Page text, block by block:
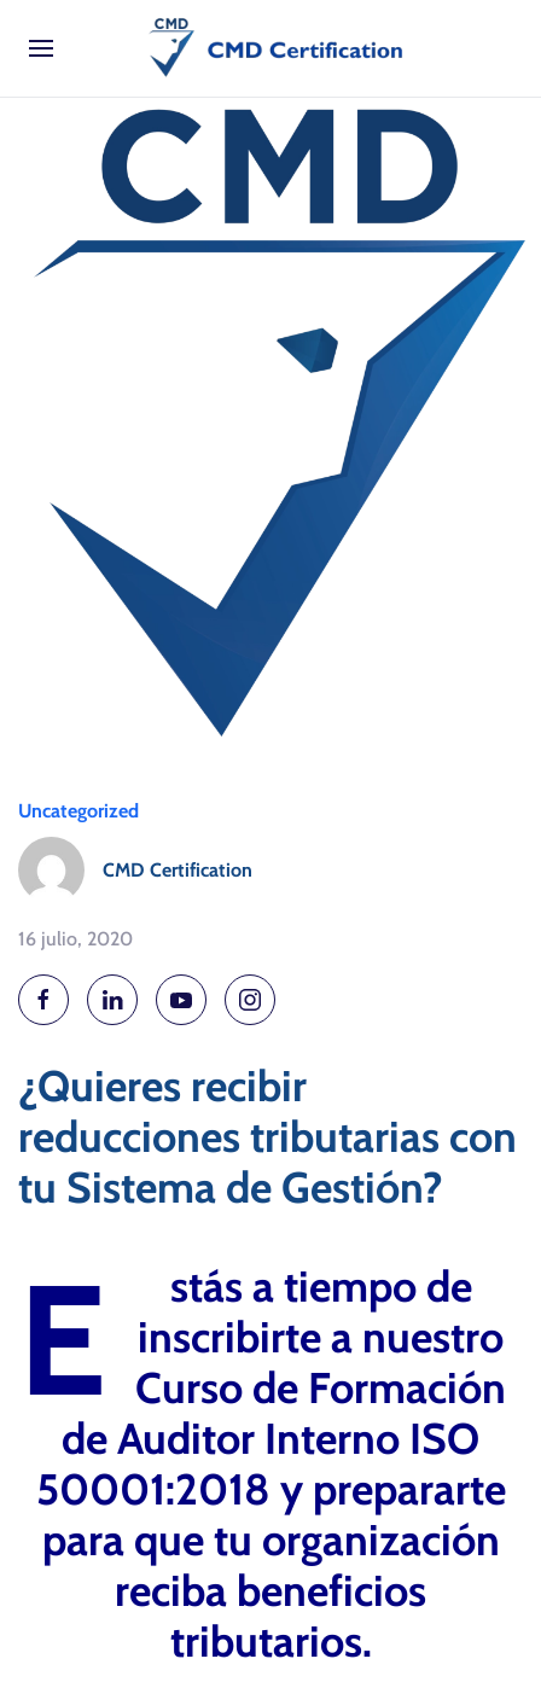
Uncategorized
CMD Certification
16 julio, 2020
¿Quieres recibir
reducciones tributarias con
tu Sistema de Gestión?
E
stás a tiempo de
inscribirte a nuestro
Curso de Formación
de Auditor Interno ISO
50001:2018 y prepararte
para que tu organización
reciba beneficios
tributarios.